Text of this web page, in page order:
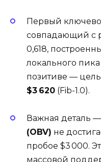
Первый
совпадающий с
0,618,
локального
позитиве — цель
$3 620 (Fib-1.0).
Важная деталь
(OBV) не
пробое $3 000.
массовой